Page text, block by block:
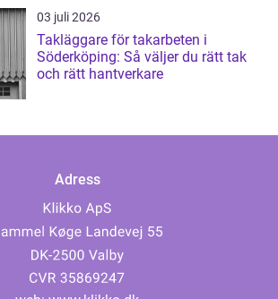
03 juli 2026
Takläggare för takarbeten i
Söderköping: Så väljer du rätt tak
och rätt hantverkare
Adress